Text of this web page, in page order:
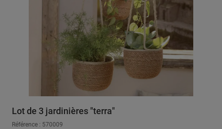
Lot de 3 jardinières "terra"
Référence : 570009